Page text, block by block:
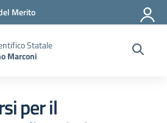
Merito
Statale
Marconi
per il